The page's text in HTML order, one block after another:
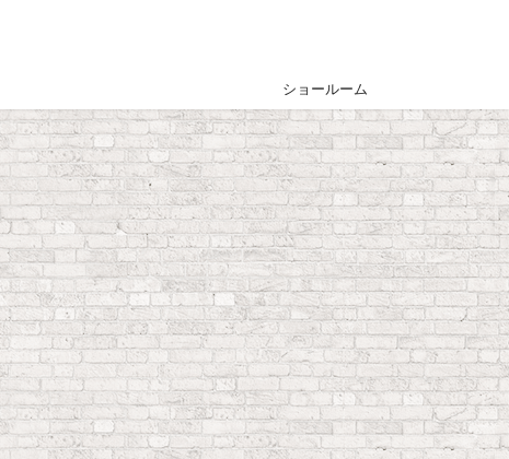
ショールーム